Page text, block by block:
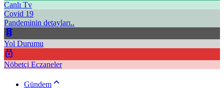
Canlı Tv
Covid 19
Pandeminin detayları..
Yol Durumu
Nöbetçi Eczaneler
Gündem